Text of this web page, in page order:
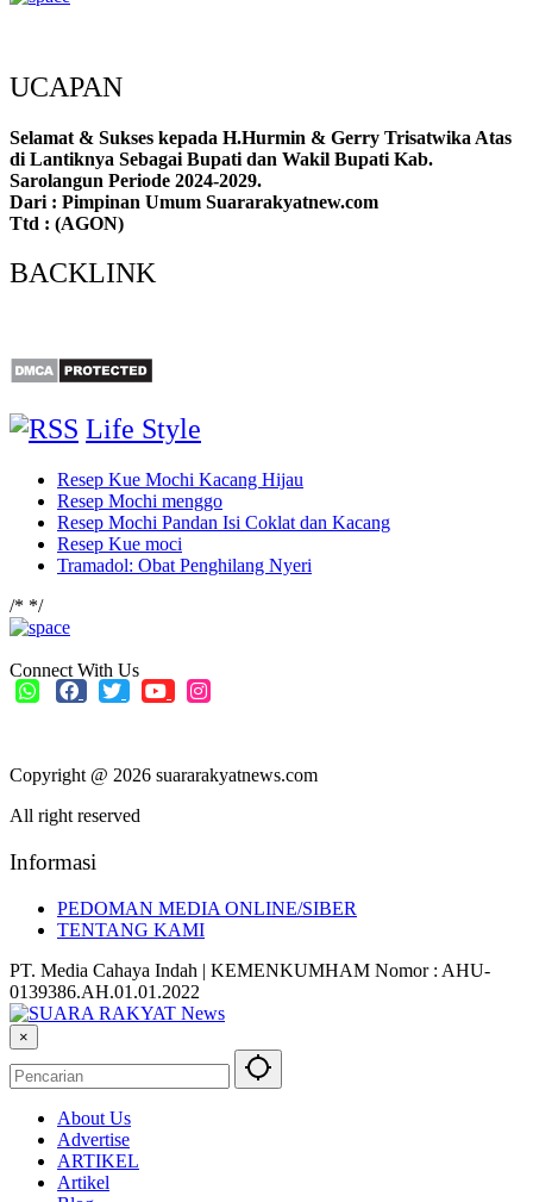
UCAPAN
Selamat & Sukses kepada H.Hurmin & Gerry Trisatwika Atas
di Lantiknya Sebagai Bupati dan Wakil Bupati Kab.
Sarolangun Periode 2024-2029.
Dari : Pimpinan Umum Suararakyatnew.com
Ttd : (AGON)
BACKLINK
Life Style
Resep Kue Mochi Kacang Hijau
Resep Mochi menggo
Resep Mochi Pandan Isi Coklat dan Kacang
Resep Kue moci
Tramadol: Obat Penghilang Nyeri
/* */
Connect With Us
Copyright @ 2026 suararakyatnews.com
All right reserved
Informasi
PEDOMAN MEDIA ONLINE/SIBER
TENTANG KAMI
PT. Media Cahaya Indah | KEMENKUMHAM Nomor : AHU-
0139386.AH.01.01.2022
×
About Us
Advertise
ARTIKEL
Artikel